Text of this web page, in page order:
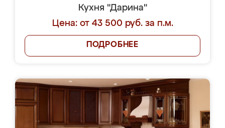
Кухня "Дарина"
Цена: от 43 500 руб. за п.м.
ПОДРОБНЕЕ